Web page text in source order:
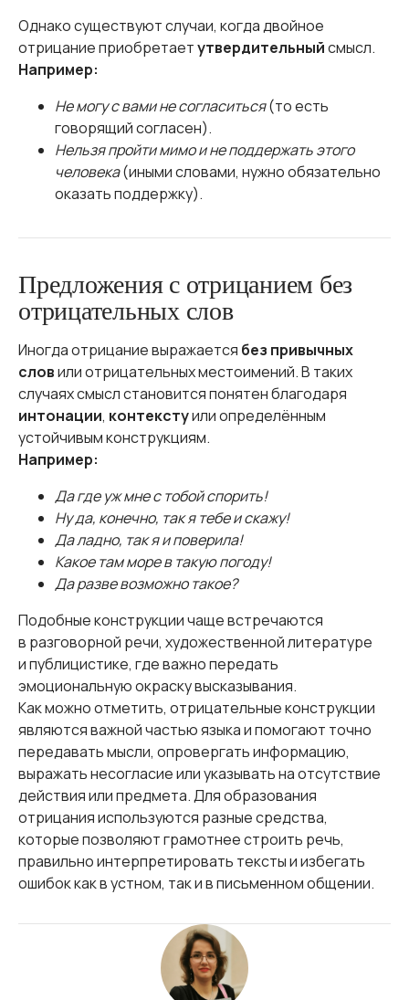
Однако существуют случаи, когда двойное
отрицание приобретаетутвердительныйсмысл.
Например:
Не могу с вами не согласиться(то есть
говорящий согласен).
Нельзя пройти мимо и не поддержать этого
человека(иными словами, нужно обязательно
оказать поддержку).
Предложения с отрицанием без
отрицательных слов
Иногда отрицание выражается без привычных
словили отрицательных местоимений. В таких
случаях смысл становится понятен благодаря
интонации, контекстуили определённым
устойчивым конструкциям.
Например:
Да где уж мне с тобой спорить!
Ну да, конечно, так я тебе и скажу!
Да ладно, так я и поверила!
Какое там море в такую погоду!
Да разве возможно такое?
Подобные конструкции чаще встречаются
в разговорной речи, художественной литературе
и публицистике, где важно передать
эмоциональную окраску высказывания.
Как можно отметить, отрицательные конструкции
являются важной частью языка и помогают точно
передавать мысли, опровергать информацию,
выражать несогласие или указывать на отсутствие
действия или предмета. Для образования
отрицания используются разные средства,
которые позволяют грамотнее строить речь,
правильно интерпретировать тексты и избегать
ошибок как в устном, так и в письменном общении.